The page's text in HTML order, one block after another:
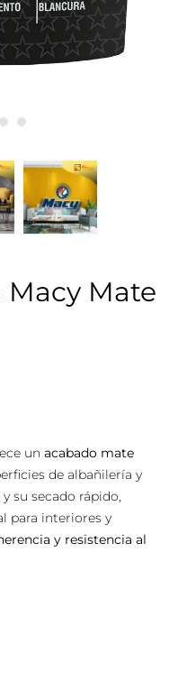
Mate
un acabado mate
de albañilería y
su secado rápido,
para interiores y
y resistencia al